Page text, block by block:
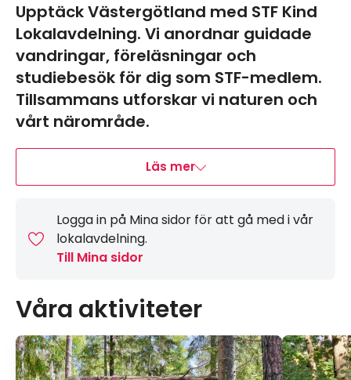
Upptäck Västergötland med STF Kind
Lokalavdelning. Vi anordnar guidade
vandringar, föreläsningar och
studiebesök för dig som STF-medlem.
Tillsammans utforskar vi naturen och
vårt närområde.
Läs mer
Logga in på Mina sidor för att gå med i vår
lokalavdelning.
Till Mina sidor
Våra aktiviteter